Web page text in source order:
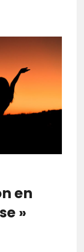
en
»